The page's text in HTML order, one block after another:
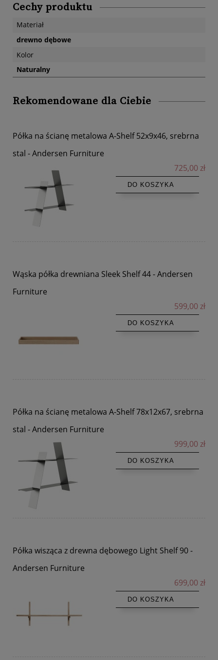
Cechy produktu
Materiał
drewno dębowe
Kolor
Naturalny
Rekomendowane dla Ciebie
Półka na ścianę metalowa A-Shelf 52x9x46, srebrna
stal - Andersen Furniture
725,00 zł
DO KOSZYKA
Wąska półka drewniana Sleek Shelf 44 - Andersen
Furniture
599,00 zł
DO KOSZYKA
Półka na ścianę metalowa A-Shelf 78x12x67, srebrna
stal - Andersen Furniture
999,00 zł
DO KOSZYKA
Półka wisząca z drewna dębowego Light Shelf 90 -
Andersen Furniture
699,00 zł
DO KOSZYKA